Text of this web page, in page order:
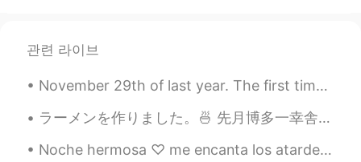
관련 라이브
November 29th of last year. The first time I visited Tiananmen when it was covered in snow. Hope...
ラーメンを作りました。🍜 先月博多一幸舎ラーメン屋さんでDIY ラーメンを買いましたが、仕事で忙しくて、事務所へよく行っていましたから、自炊することが滅多にできませんでした。 DIYとは、...
Noche hermosa ♡ me encanta los atardeceres de Arizona. 예쁜 밤이에요. 애리조나의 일몰은 정말 예쁘죠 💕 *odio la...